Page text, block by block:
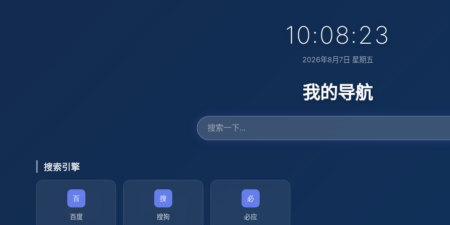
10:08:24
2026年8月7日 星期五
我的导航
搜索引擎
百度 搜狗 必应